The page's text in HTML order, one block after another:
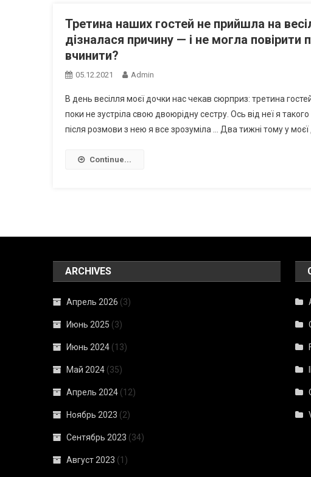
Третина наших гостей не прийшла на
дізналася причину — і не могла
вчинити?
05.12.2021 Admin
В день весілля моєї дочки нас чекав сюрприз: третина
поки не зустріла свою двоюрідну сестру. Ось від неї я
після розмови з нею я все зрозуміла … Два тижні тому у моєї
Continue...
ARCHIVES
Апрель 2026 (3)
Июнь 2025 (3)
Июнь 2024 (13)
Май 2024 (35)
Апрель 2024 (12)
Ноябрь 2023 (2)
Сентябрь 2023 (34)
Август 2023 (1)